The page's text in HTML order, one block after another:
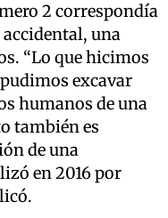
2 correspondía
accidental, una
“Lo que hicimos
excavar
humanos de una
también es
de una
en 2016 por